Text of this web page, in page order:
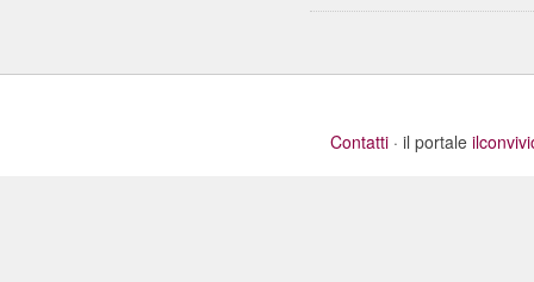
Contatti · il portale